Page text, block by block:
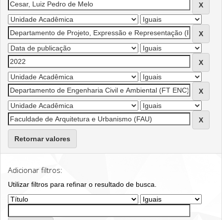
Retornar valores
Adicionar filtros:
Utilizar filtros para refinar o resultado de busca.